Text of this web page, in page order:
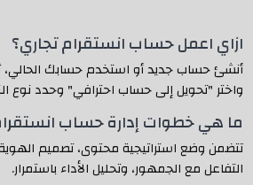
ازاي اعمل حساب انستقرام تجاري؟
أنشئ حساب جديد أو استخدم حسابك الحالي،
واختر "تحويل إلى حساب احترافي" وحدد نوع
ما هي خطوات إدارة حساب
تتضمن وضع استراتيجية محتوى، تصميم الهوية
التفاعل مع الجمهور، وتحليل الأداء باستمرار.